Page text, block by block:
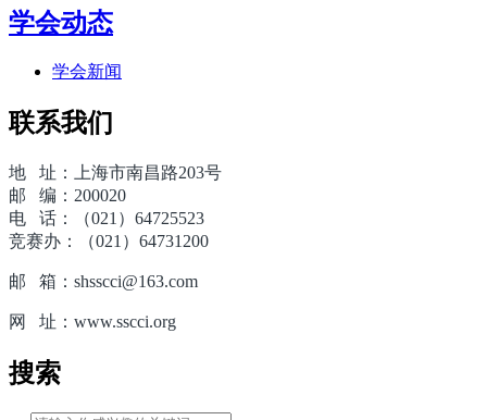
学会动态
学会新闻
联系我们
地 址：上海市南昌路203号
邮 编：200020
电 话：（021）64725523
竞赛办：（021）64731200
邮 箱：shsscci@163.com
网 址：www.sscci.org
搜索